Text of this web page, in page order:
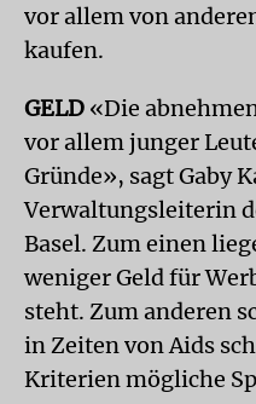
vor allem von
kaufen.
GELD «Die
vor allem junger
Gründe», sagt Gaby
Verwaltungsleiterin
Basel. Zum einen
weniger Geld für
steht. Zum anderen
in Zeiten von Aids
Kriterien mögliche